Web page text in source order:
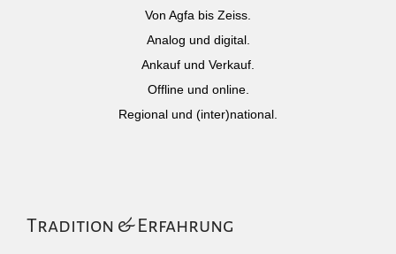
Von Agfa bis Zeiss.
Analog und digital.
Ankauf und Verkauf.
Offline und online.
Regional und (inter)national.
Tradition & Erfahrung